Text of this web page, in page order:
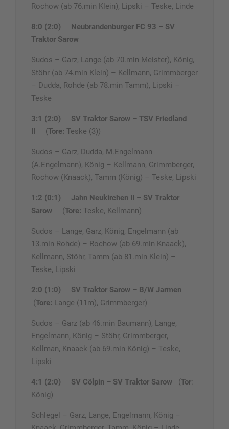
Rochow (ab 76.min Klein), Lipski – Teske, Linde
8:0 (2:0)
Neubrandenburger FC 93 – SV
Traktor Sarow
Sudos – Garz, Lange (ab 70.min Meister), König,
Stöhr (ab 74.min Klein) – Kellmann, Grimmberger
– Dudda, Rohde (ab 78.min Tamm), Lipski –
Teske
3:1 (2:0)
SV Traktor Sarow – TSV Friedland
II (Tore: Teske (3))
Sudos – Garz, Dudda, M.Engelmann
(A.Engelmann), König – Kellmann, Grimmberger,
Rochow (Knaack), Tamm (König) – Teske, Lipski
1:2 (0:1)
Jahn Neukirchen II – SV Traktor
Sarow
(Tore: Teske, Kellmann)
Sudos – Lange, Garz, König, Engelmann (ab
13.min Rohde) – Rochow (ab 69.min Knaack),
Kellmann, Stöhr, Tamm (ab 81.min Klein) –
Teske, Lipski
2:0 (1:0)
SV Traktor Sarow – B/W Jarmen
(Tore: Lange (11m), Grimmberger)
Sudos – Garz (ab 46.min Baumann), Lange,
Engelmann, König – Stöhr, Grimmberger,
Kellman, Knaack (ab 69.min König) – Teske,
Lipski
4:1 (2:0) SV Cölpin – SV Traktor Sarow (Tor:
König)
Schlegel – Garz, Lange, Engelmann, König –